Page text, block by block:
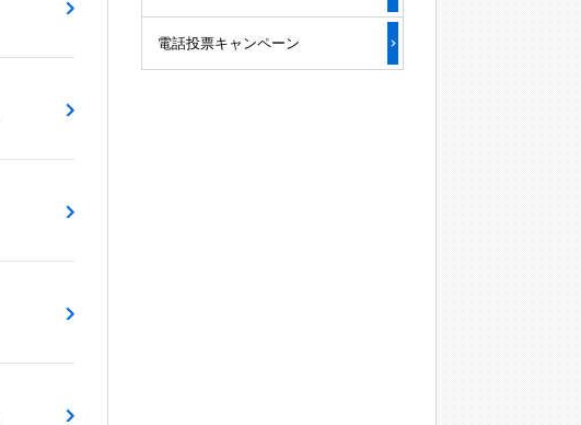
電話投票キャンペーン